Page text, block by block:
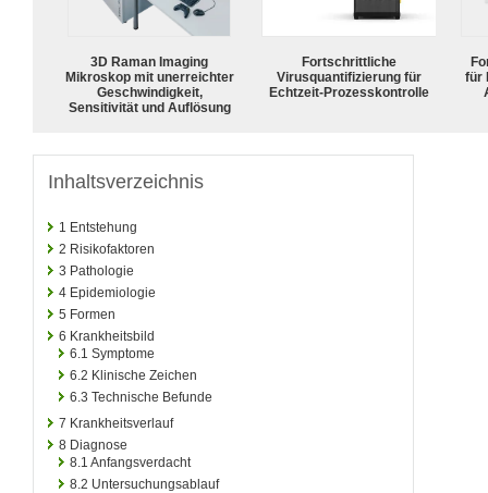
3D Raman Imaging
Mikroskop mit unerreichter
Geschwindigkeit,
Sensitivität und Auflösung
Fortschrittliche
Virusquantifizierung für
Echtzeit-Prozesskontrolle
für
Inhaltsverzeichnis
1 Entstehung
2 Risikofaktoren
3 Pathologie
4 Epidemiologie
5 Formen
6 Krankheitsbild
6.1 Symptome
6.2 Klinische Zeichen
6.3 Technische Befunde
7 Krankheitsverlauf
8 Diagnose
8.1 Anfangsverdacht
8.2 Untersuchungsablauf